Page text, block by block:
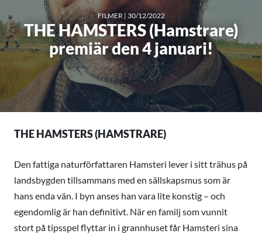
FILMER | 30/12/2022
THE HAMSTERS (Hamstrare)
premiär den 4 januari!
THE HAMSTERS (HAMSTRARE)
Den fattiga naturförfattaren Hamsteri lever i sitt trähus på
landsbygden tillsammans med en sällskapsmus som är
hans enda vän. I byn anses han vara lite konstig – och
egendomlig är han definitivt. När en familj som vunnit
stort på tipsspel flyttar in i grannhuset får Hamsteri sina